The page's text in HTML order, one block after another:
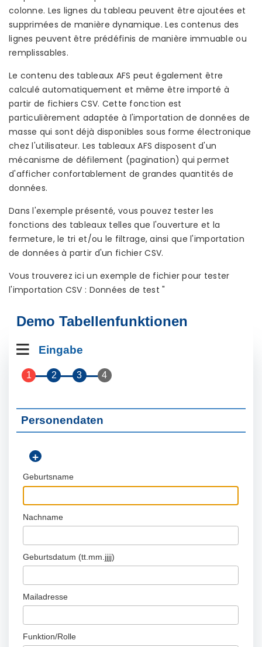
colonne. Les lignes du tableau peuvent être ajoutées et
supprimées de manière dynamique. Les contenus des
lignes peuvent être prédéfinis de manière immuable ou
remplissables.
Le contenu des tableaux AFS peut également être
calculé automatiquement et même être importé à
partir de fichiers CSV. Cette fonction est
particulièrement adaptée à l'importation de données de
masse qui sont déjà disponibles sous forme électronique
chez l'utilisateur. Les tableaux AFS disposent d'un
mécanisme de défilement (pagination) qui permet
d'afficher confortablement de grandes quantités de
données.
Dans l'exemple présenté, vous pouvez tester les
fonctions des tableaux telles que l'ouverture et la
fermeture, le tri et/ou le filtrage, ainsi que l'importation
de données à partir d'un fichier CSV.
Vous trouverez ici un exemple de fichier pour tester
l'importation CSV : Données de test "